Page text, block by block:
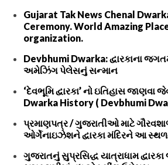
Gujarat Tak News Chenal
Ceremony. World Amazing
organization.
Devbhumi Dwarka: દ્વારકાના
અમેઝિંગ પેલેસનું સન્માન
‘દેવભૂમિ દ્વારકા’ નો ઇતિહાસ જાણવા
Dwarka History ( Devbhumi
પ્રમાણપત્ર / ગુજરાતીઓ માટે
ઓર્ગેનાઇઝેશને દ્વારકા મંદિરને આ
ગુજરાતનું સુપ્રસિદ્ધ યાત્રાધામ